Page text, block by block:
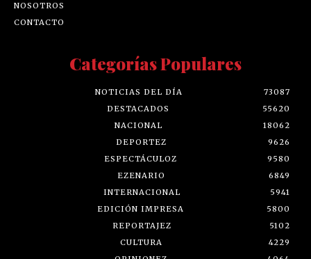
NOSOTROS
CONTACTO
Categorías Populares
NOTICIAS DEL DÍA
73087
DESTACADOS
55620
NACIONAL
18062
DEPORTEZ
9626
ESPECTÁCULOZ
9580
EZENARIO
6849
INTERNACIONAL
5941
EDICIÓN IMPRESA
5800
REPORTAJEZ
5102
CULTURA
4229